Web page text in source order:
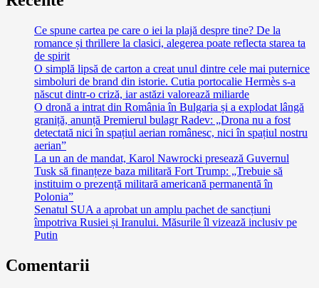
Ce spune cartea pe care o iei la plajă despre tine? De la
romance și thrillere la clasici, alegerea poate reflecta starea ta
de spirit
O simplă lipsă de carton a creat unul dintre cele mai puternice
simboluri de brand din istorie. Cutia portocalie Hermès s-a
născut dintr-o criză, iar astăzi valorează miliarde
O dronă a intrat din România în Bulgaria și a explodat lângă
graniță, anunță Premierul bulagr Radev: „Drona nu a fost
detectată nici în spațiul aerian românesc, nici în spațiul nostru
aerian”
La un an de mandat, Karol Nawrocki presează Guvernul
Tusk să finanțeze baza militară Fort Trump: „Trebuie să
instituim o prezență militară americană permanentă în
Polonia”
Senatul SUA a aprobat un amplu pachet de sancțiuni
împotriva Rusiei și Iranului. Măsurile îl vizează inclusiv pe
Putin
Comentarii